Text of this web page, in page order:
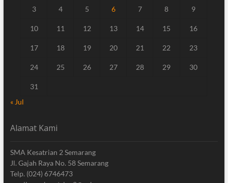
3 4 5 6 7 8 9
10 11 12 13 14 15 16
17 18 19 20 21 22 23
24 25 26 27 28 29 30
31
« Jul
Alamat Kami
SMA Kesatrian 2 Semarang
Jl. Gajah Raya No. 58 Semarang
Telp. (024) 6746473